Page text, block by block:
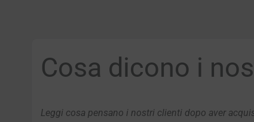
Cosa dicono i
Leggi cosa pensano i nostri clienti dopo aver